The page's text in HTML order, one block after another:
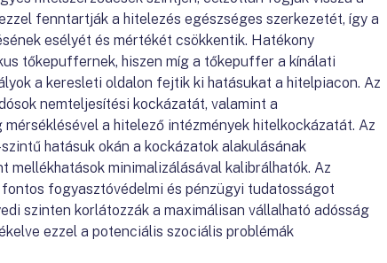
fenntartják a hitelezés egészséges szerkezetét, így a
esélyét és mértékét csökkentik. Hatékony
tőkepuffernek, hiszen míg a tőkepuffer a kínálati
a keresleti oldalon fejtik ki hatásukat a hitelpiacon. Az
nemteljesítési kockázatát, valamint a
a hitelező intézmények hitelkockázatát. Az
hatásuk okán a kockázatok alakulásának
mellékhatások minimalizálásával kalibrálhatók. Az
fogyasztóvédelmi és pénzügyi tudatosságot
szinten korlátozzák a maximálisan vállalható adósság
ezzel a potenciális szociális problémák